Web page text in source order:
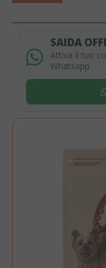
SAIDA
Attiva il tuo
Whatsapp